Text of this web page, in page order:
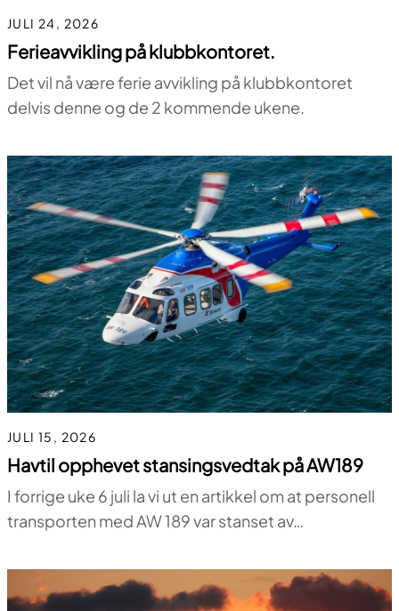
JULI 24, 2026
Ferieavvikling på klubbkontoret.
Det vil nå være ferie avvikling på klubbkontoret
delvis denne og de 2 kommende ukene.
JULI 15, 2026
Havtil opphevet stansingsvedtak på AW189
I forrige uke 6 juli la vi ut en artikkel om at personell
transporten med AW 189 var stanset av…